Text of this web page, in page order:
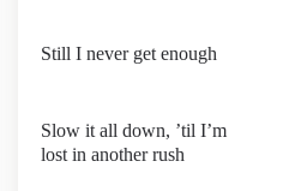
Still I never get enough
Slow it all down, ’til I’m
lost in another rush